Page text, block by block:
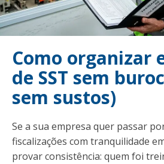
Como organizar
de SST sem
sem sustos)
Se a sua empresa quer passar
fiscalizações com tranquilidade
provar consistência: quem foi